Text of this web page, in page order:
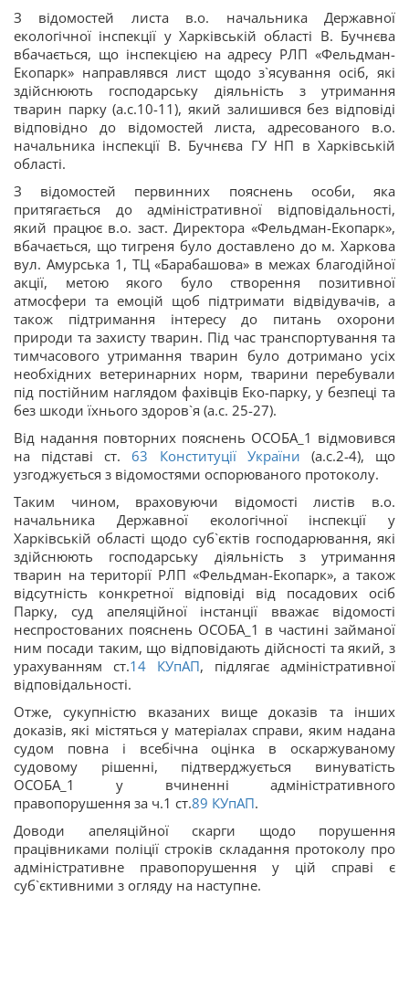
З відомостей листа в.о. начальника Державної
екологічної інспекції у Харківській області В. Бучнєва
вбачається, що інспекцією на адресу РЛП «Фельдман-
Екопарк» направлявся лист щодо з`ясування осіб, які
здійснюють господарську діяльність з утримання
тварин парку (а.с.10-11), який залишився без відповіді
відповідно до відомостей листа, адресованого в.о.
начальника інспекції В. Бучнєва ГУ НП в Харківській
області.
З відомостей первинних пояснень особи, яка
притягається до адміністративної відповідальності,
який працює в.о. заст. Директора «Фельдман-Екопарк»,
вбачається, що тигреня було доставлено до м. Харкова
вул. Амурська 1, ТЦ «Барабашова» в межах благодійної
акції, метою якого було створення позитивної
атмосфери та емоцій щоб підтримати відвідувачів, а
також підтримання інтересу до питань охорони
природи та захисту тварин. Під час транспортування та
тимчасового утримання тварин було дотримано усіх
необхідних ветеринарних норм, тварини перебували
під постійним наглядом фахівців Еко-парку, у безпеці та
без шкоди їхнього здоров`я (а.с. 25-27).
Від надання повторних пояснень ОСОБА_1 відмовився
на підставі ст. 63 Конституції України (а.с.2-4), що
узгоджується з відомостями оспорюваного протоколу.
Таким чином, враховуючи відомості листів в.о.
начальника Державної екологічної інспекції у
Харківській області щодо суб`єктів господарювання, які
здійснюють господарську діяльність з утримання
тварин на території РЛП «Фельдман-Екопарк», а також
відсутність конкретної відповіді від посадових осіб
Парку, суд апеляційної інстанції вважає відомості
неспростованих пояснень ОСОБА_1 в частині займаної
ним посади таким, що відповідають дійсності та який, з
урахуванням ст.14 КУпАП, підлягає адміністративної
відповідальності.
Отже, сукупністю вказаних вище доказів та інших
доказів, які містяться у матеріалах справи, яким надана
судом повна і всебічна оцінка в оскаржуваному
судовому рішенні, підтверджується винуватість
ОСОБА_1 у вчиненні адміністративного
правопорушення за ч.1 ст.89 КУпАП.
Доводи апеляційної скарги щодо порушення
працівниками поліції строків складання протоколу про
адміністративне правопорушення у цій справі є
суб`єктивними з огляду на наступне.